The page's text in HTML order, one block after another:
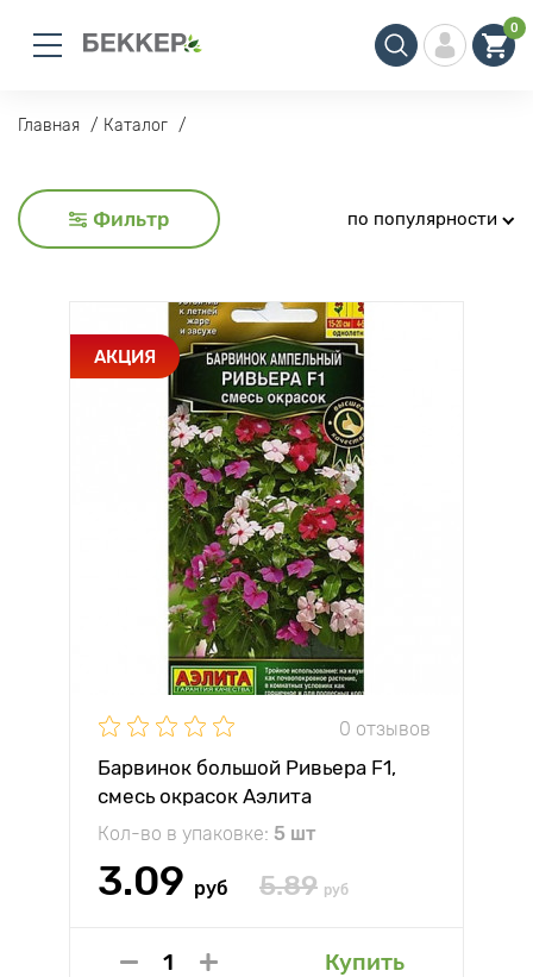
0
Главная Каталог
Фильтр по популярности
АКЦИЯ
0 отзывов
Барвинок большой Ривьера F1,
смесь окрасок Аэлита
Кол-во в упаковке: 5 шт
3.09 руб 5.89 руб
Купить